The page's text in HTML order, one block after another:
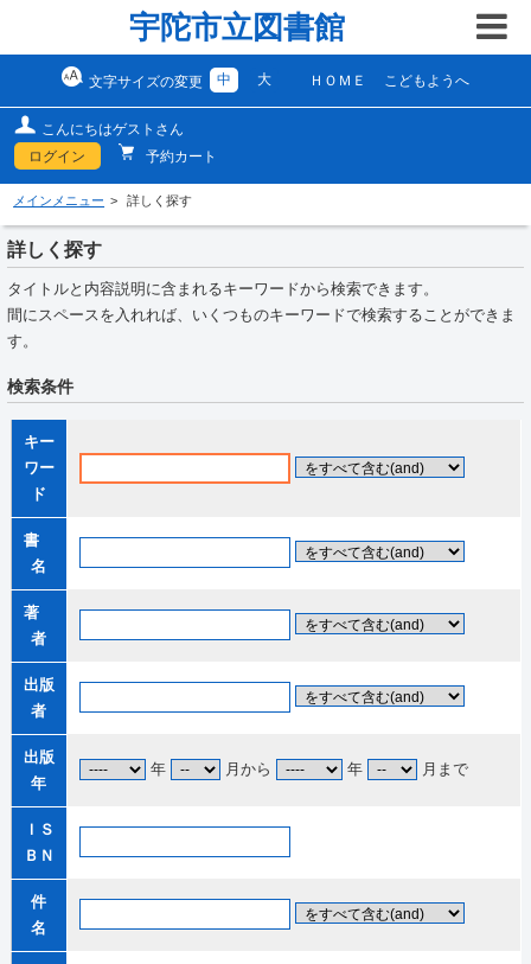
宇陀市立図書館
文字サイズの変更 中 大 ＨＯＭＥ こどもようへ
こんにちはゲストさん
ログイン
予約カート
メインメニュー 詳しく探す
詳しく探す
タイトルと内容説明に含まれるキーワードから検索できます。
間にスペースを入れれば、いくつものキーワードで検索することができま
す。
検索条件
キー
ワー
ド
書
名
著
者
出版
者
出版
年
年 月から 年 月まで
ＩＳ
ＢＮ
件
名